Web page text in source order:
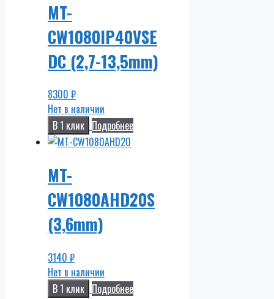
MT-
CW1080IP40VSE
DC (2,7-13,5mm)
8300 ₽
Нет в наличии
В 1 клик Подробнее
MT-
CW1080AHD20S
(3,6mm)
3140 ₽
Нет в наличии
В 1 клик Подробнее